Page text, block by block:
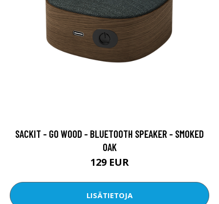
SACKIT - GO WOOD - BLUETOOTH SPEAKER - SMOKED
OAK
129 EUR
LISÄTIETOJA